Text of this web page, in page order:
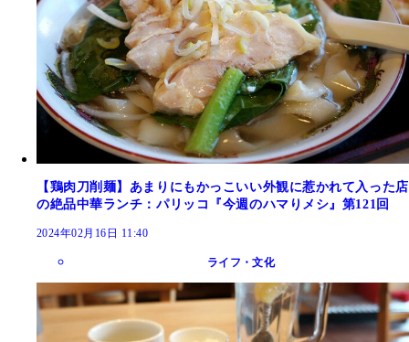
【鶏肉刀削麺】あまりにもかっこいい外観に惹かれて入った店
の絶品中華ランチ：パリッコ『今週のハマりメシ』第121回
2024年02月16日 11:40
ライフ・文化